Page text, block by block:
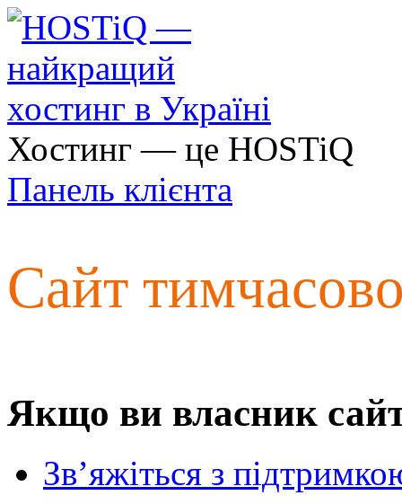
Хостинг — це HOSTiQ
Панель клієнта
Сайт
Якщо ви власник
Зв’яжіться з